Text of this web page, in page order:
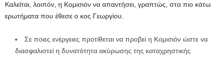
Καλείται, λοιπόν, η Κομισιόν να απαντήσει, γραπτώς, στα πιο κάτω
ερωτήματα που έθεσε ο κος Γεωργίου.
Σε ποιες ενέργειες προτίθεται να προβεί η Κομισιόν ώστε να
διασφαλιστεί η δυνατότητα ακύρωσης της καταχρηστικής